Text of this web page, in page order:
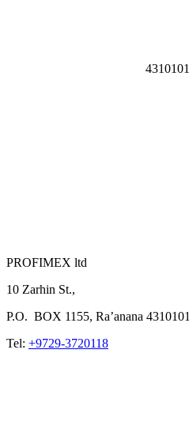
PROFIMEX ltd
10 Zarhin St.,
P.O. BOX 1155, Ra’anana 4310101
Tel: +9729-3720118